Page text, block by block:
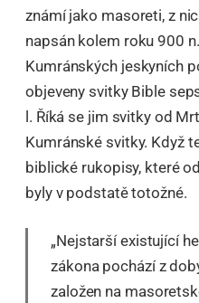
známí jako masoreti, z
napsán kolem roku 900
Kumránských jeskyních
objeveny svitky Bible
l. Říká se jim svitky od
Kumránské svitky. Když
biblické rukopisy, které
byly v podstatě totožné.
„Nejstarší existující
zákona pochází z
založen na